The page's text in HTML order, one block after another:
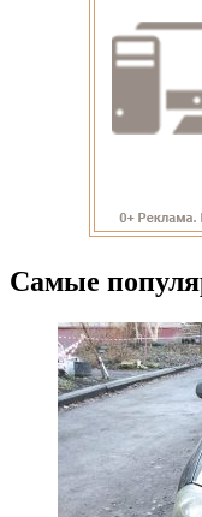
Самые